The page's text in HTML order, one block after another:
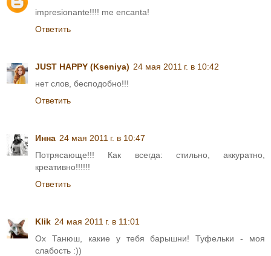
impresionante!!!! me encanta!
Ответить
JUST HAPPY (Kseniya) 24 мая 2011 г. в 10:42
нет слов, бесподобно!!!
Ответить
Инна 24 мая 2011 г. в 10:47
Потрясающе!!! Как всегда: стильно, аккуратно,
креативно!!!!!!
Ответить
Klik 24 мая 2011 г. в 11:01
Ох Танюш, какие у тебя барышни! Туфельки - моя
слабость :))